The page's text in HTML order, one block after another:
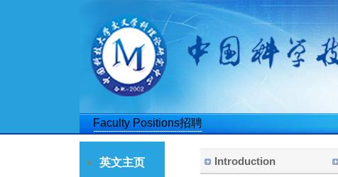
Faculty Positions招聘
英文主页 Introduction